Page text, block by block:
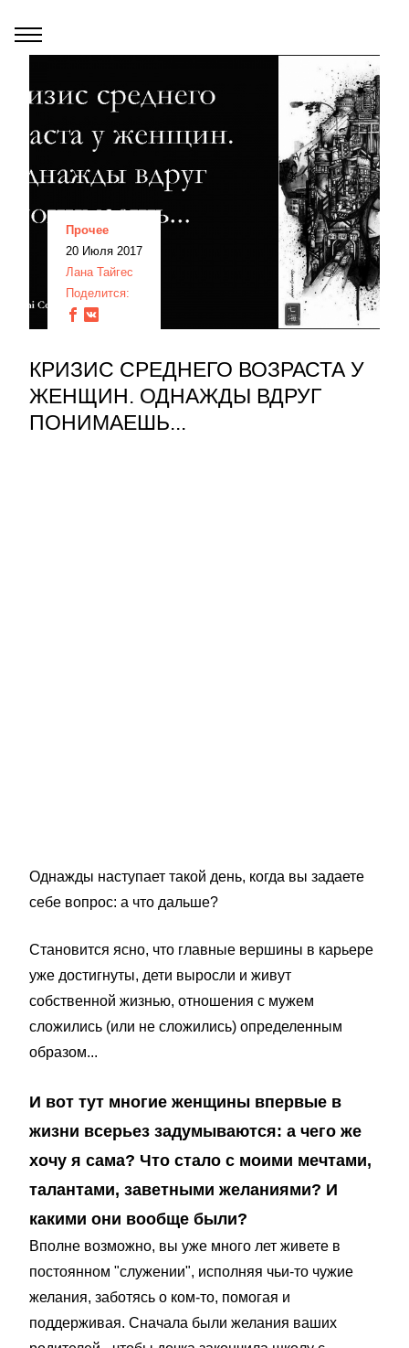
Прочее
20 Июля 2017
Лана Тайгес
Поделится:
КРИЗИС СРЕДНЕГО ВОЗРАСТА У
ЖЕНЩИН. ОДНАЖДЫ ВДРУГ
ПОНИМАЕШЬ...
Однажды наступает такой день, когда вы задаете
себе вопрос: а что дальше?
Становится ясно, что главные вершины в карьере
уже достигнуты, дети выросли и живут
собственной жизнью, отношения с мужем
сложились (или не сложились) определенным
образом...
И вот тут многие женщины впервые в
жизни всерьез задумываются: а чего же
хочу я сама? Что стало с моими мечтами,
талантами, заветными желаниями? И
какими они вообще были?
Вполне возможно, вы уже много лет живете в
постоянном "служении", исполняя чьи-то чужие
желания, заботясь о ком-то, помогая и
поддерживая. Сначала были желания ваших